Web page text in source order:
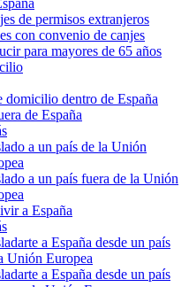
de permisos extranjeros
con convenio de canjes
para mayores de 65 años
domicilio dentro de España
de España
a un país de la Unión
a un país fuera de la Unión
a España
a España desde un país
Unión Europea
a España desde un país